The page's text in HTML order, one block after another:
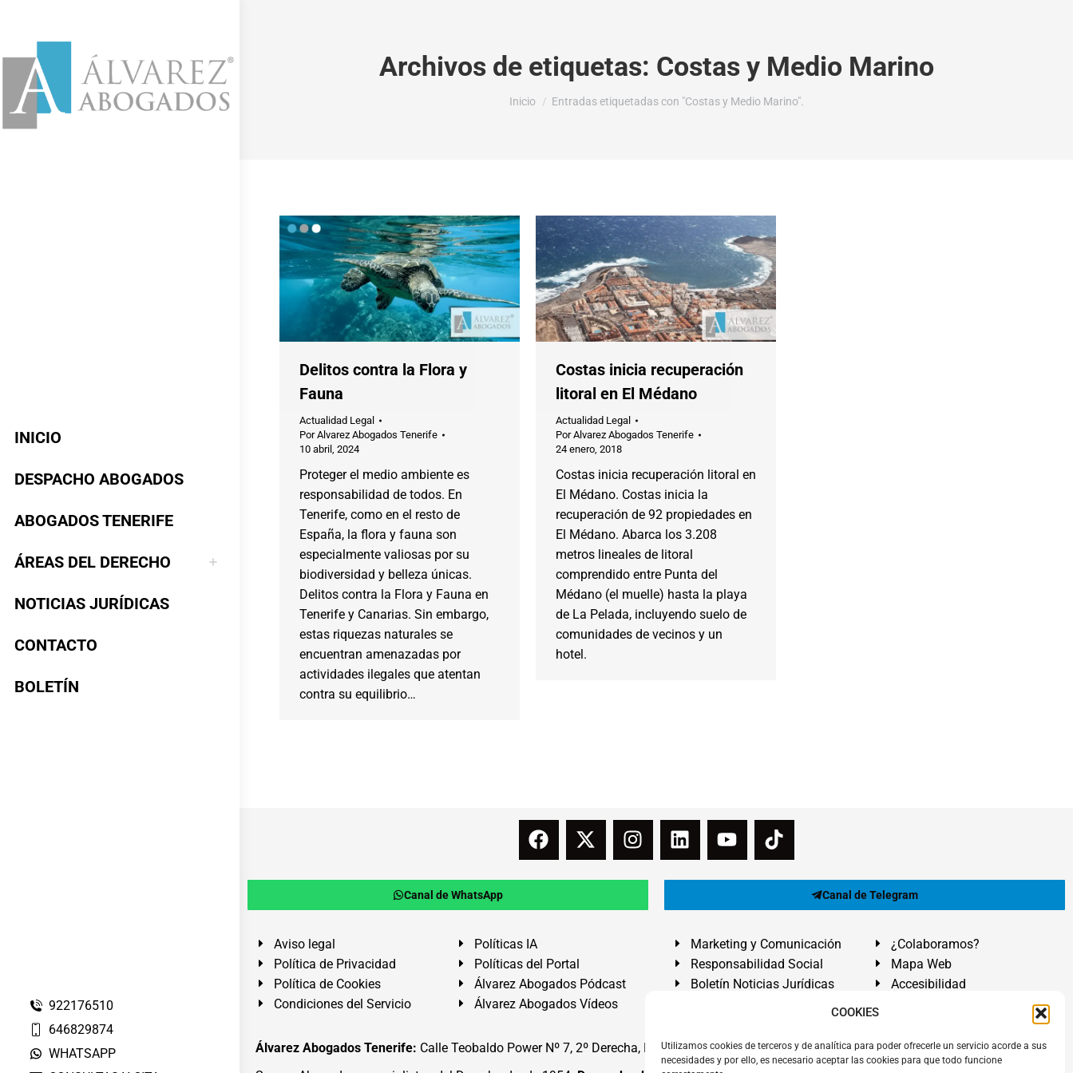
COOKIES
Utilizamos cookies de terceros y de analítica para poder ofrecerle un servicio acorde a sus
necesidades y por ello, es necesario aceptar las cookies para que todo funcione
INICIO
DESPACHO ABOGADOS
ABOGADOS TENERIFE
ÁREAS DEL DERECHO
NOTICIAS JURÍDICAS
CONTACTO
BOLETÍN
922176510
646829874
WHATSAPP
Archivos de etiquetas: Costas y Medio Marino
Estás aquí:
Inicio Entradas etiquetadas con "Costas y Medio Marino".
Delitos contra la Flora y
Fauna
Actualidad Legal
PorAlvarez Abogados Tenerife
10 abril, 2024
Proteger el medio ambiente es
responsabilidad de todos. En
Tenerife, como en el resto de
España, la flora y fauna son
especialmente valiosas por su
biodiversidad y belleza únicas.
Delitos contra la Flora y Fauna en
Tenerife y Canarias. Sin embargo,
estas riquezas naturales se
encuentran amenazadas por
actividades ilegales que atentan
contra su equilibrio…
Costas inicia recuperación
litoral en El Médano
Actualidad Legal
PorAlvarez Abogados Tenerife
24 enero, 2018
Costas inicia recuperación litoral en
El Médano. Costas inicia la
recuperación de 92 propiedades en
El Médano. Abarca los 3.208
metros lineales de litoral
comprendido entre Punta del
Médano (el muelle) hasta la playa
de La Pelada, incluyendo suelo de
comunidades de vecinos y un
hotel.
Canal de WhatsApp Canal de Telegram
Aviso legal
Política de Privacidad
Política de Cookies
Condiciones del Servicio
Políticas IA
Políticas del Portal
Álvarez Abogados Pódcast
Álvarez Abogados Vídeos
Marketing y Comunicación
Responsabilidad Social
Boletín Noticias Jurídicas
¿Colaboramos?
Mapa Web
Accesibilidad
Álvarez Abogados Tenerife: Calle Teobaldo Power Nº 7, 2º Derecha, El Médano, Granadilla de Abona, Santa Cruz de Tenerife. Islas Canarias.